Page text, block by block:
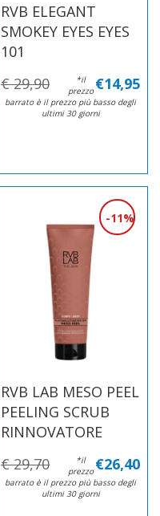
RVB ELEGANT
SMOKEY EYES EYES
101
€ 29,90 €14,95
*il
prezzo
barrato è il prezzo più basso degli
ultimi 30 giorni
RVB LAB MESO PEEL
PEELING SCRUB
RINNOVATORE
11%
€ 29,70 €26,40
*il
prezzo
barrato è il prezzo più basso degli
ultimi 30 giorni